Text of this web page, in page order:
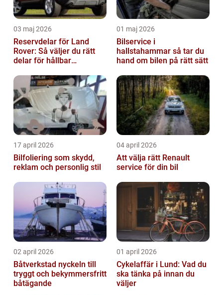
03 maj 2026
Reservdelar för Land
Rover: Så väljer du rätt
delar för hållbar
01 maj 2026
Bilservice i
hallstahammar så tar du
hand om bilen på rätt sätt
17 april 2026
Bilfoliering som skydd,
reklam och personlig stil
04 april 2026
Att välja rätt Renault
service för din bil
02 april 2026
Båtverkstad nyckeln till
tryggt och bekymmersfritt
båtägande
01 april 2026
Cykelaffär i Lund: Vad du
ska tänka på innan du
väljer